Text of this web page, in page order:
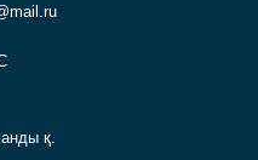
қ.